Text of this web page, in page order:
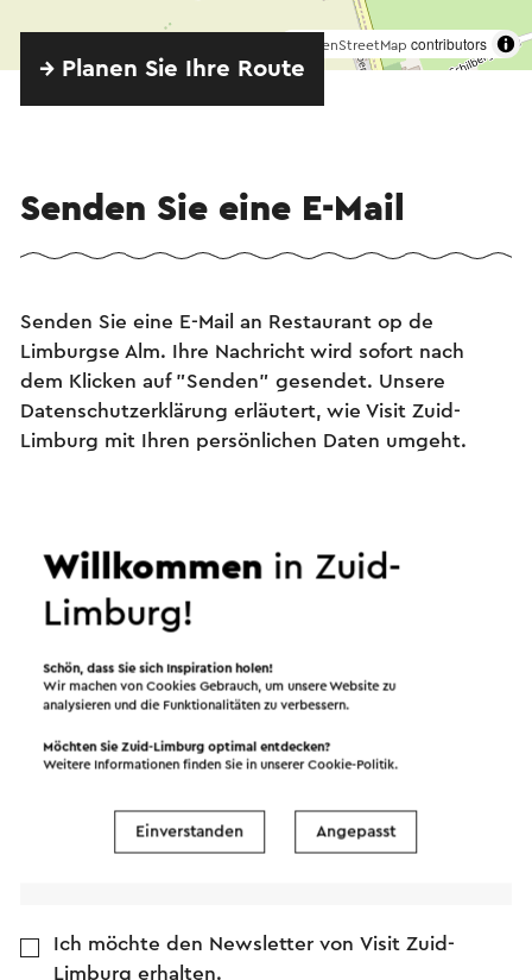
OpenStreetMap contributors
→ Planen Sie Ihre Route
Senden Sie eine E-Mail
Senden Sie eine E-Mail an Restaurant op de
Limburgse Alm. Ihre Nachricht wird sofort nach
dem Klicken auf "Senden" gesendet. Unsere
Datenschutzerklärung erläutert, wie Visit Zuid-
Limburg mit Ihren persönlichen Daten umgeht.
E-Mail Adresse
Nachricht
Ich möchte den Newsletter von Visit Zuid-
Limburg erhalten.
Willkommen in Zuid-
Limburg!
Schön, dass Sie sich Inspiration holen!
Wir machen von Cookies Gebrauch, um unsere Website zu
analysieren und die Funktionalitäten zu verbessern.
Möchten Sie Zuid-Limburg optimal entdecken?
Weitere Informationen finden Sie in unsererCookie-Politik.
Einverstanden Angepasst